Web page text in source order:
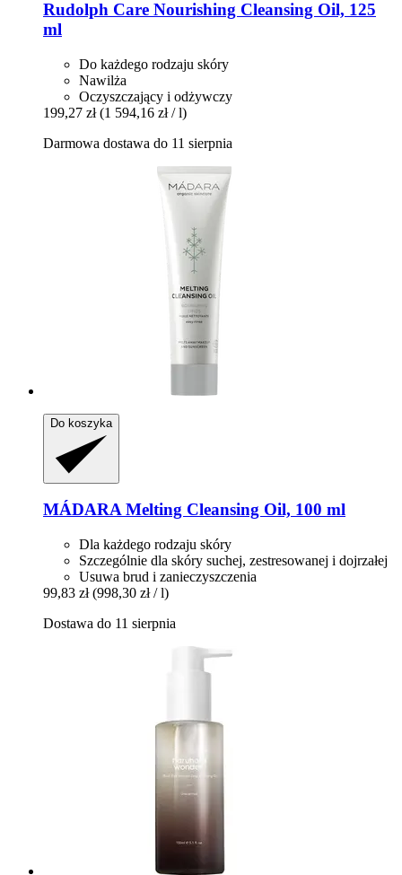
Rudolph Care Nourishing Cleansing Oil, 125
ml
Do każdego rodzaju skóry
Nawilża
Oczyszczający i odżywczy
199,27 zł (1 594,16 zł / l)
Darmowa dostawa do 11 sierpnia
Do koszyka
MÁDARAMelting Cleansing Oil, 100 ml
Dla każdego rodzaju skóry
Szczególnie dla skóry suchej, zestresowanej i dojrzałej
Usuwa brud i zanieczyszczenia
99,83 zł (998,30 zł / l)
Dostawa do 11 sierpnia